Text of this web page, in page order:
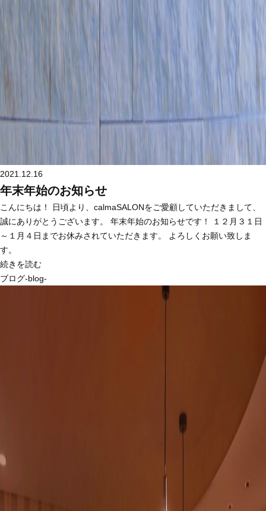
2021.12.16
年末年始のお知らせ
こんにちは！ 日頃より、calmaSALONをご愛顧していただきまして、
誠にありがとうございます。 年末年始のお知らせです！ １２月３１日
～１月４日までお休みされていただきます。 よろしくお願い致しま
す。
続きを読む
ブログ-blog-